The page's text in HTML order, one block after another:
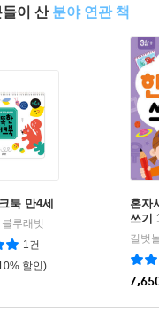
들이 산 분야 연관 책
북 만4세
블루래빗
1건
할인)
혼자
쓰기